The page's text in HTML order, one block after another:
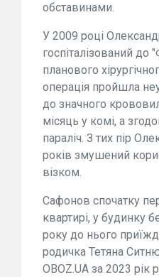
обставинами.
У 2009 році
госпіталізований до
планового
операція пройшла
до значного
місяць у комі, а
параліч. З тих пір
років змушений
візком.
Сафонов спочатку
квартирі, у будинку
року до нього
родичка Тетяна
OBOZ.UA за 2023 рік